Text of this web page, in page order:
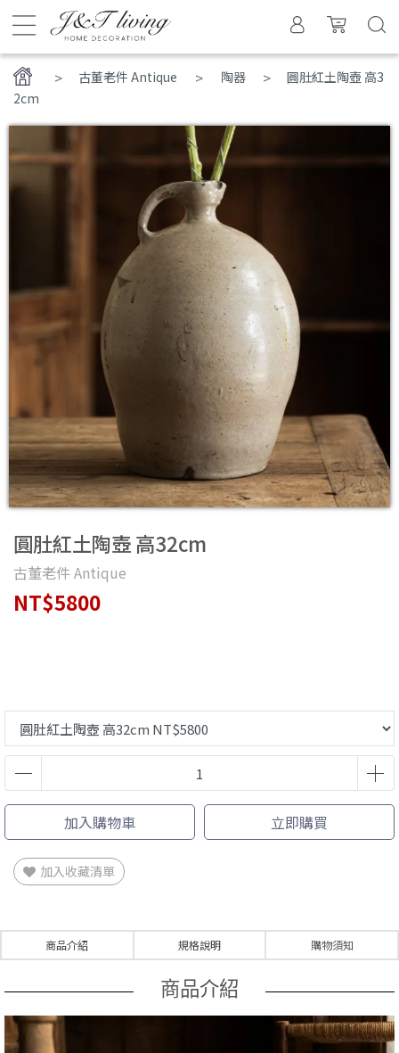
古董老件 Antique > 陶器
圓肚紅土陶壺 高3
2cm
圓肚紅土陶壺 高32cm
古董老件 Antique
NT$5800
加入購物車 立即購買
加入收藏清單
商品介紹 規格說明 購物須知
商品介紹